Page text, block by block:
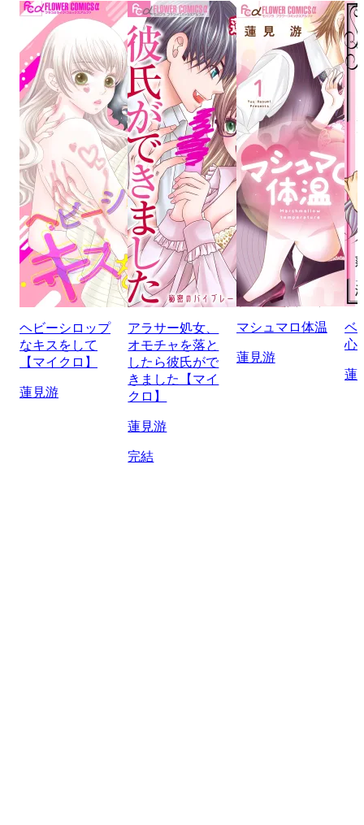
ヘビーシロップ
なキスをして
【マイクロ】
蓮見游
アラサー処女、
オモチャを落と
したら彼氏がで
きました【マイ
クロ】
蓮見游
完結
マシュマロ体温
蓮見游
ベ
心
蓮